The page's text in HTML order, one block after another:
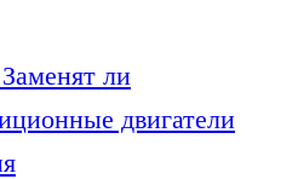
ли
двигатели